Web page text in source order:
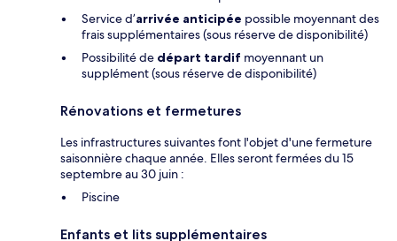
Service d’arrivée anticipée possible moyennant des
frais supplémentaires (sous réserve de disponibilité)
Possibilité de départ tardif moyennant un
supplément (sous réserve de disponibilité)
Rénovations et fermetures
Les infrastructures suivantes font l'objet d'une fermeture
saisonnière chaque année. Elles seront fermées du 15
septembre au 30 juin :
Piscine
Enfants et lits supplémentaires